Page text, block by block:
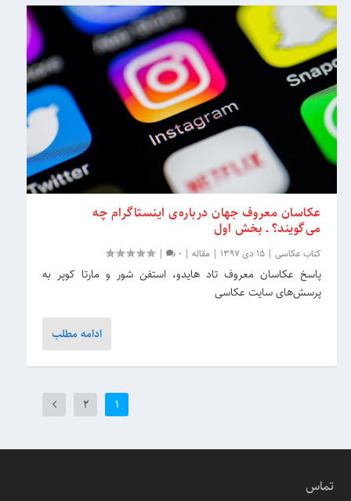
عکاسان معروف جهان درباره‌ی اینستاگرام چه
می‌گویند؟ ـ بخش اول
کتاب عکاسی |15 دی 1397 |مقاله |
0
|
پاسخ عکاسان معروف تاد هایدو، استفن شور و مارتا کوپر به
پرسش‌های سایت عکاسی
ادامه مطلب
1
2
تماس